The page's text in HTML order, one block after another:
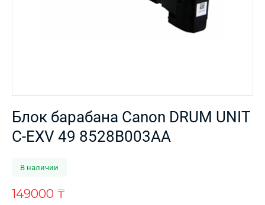
Блок барабана Canon DRUM UNIT
C-EXV 49 8528B003AA
В наличии
149000 ₸